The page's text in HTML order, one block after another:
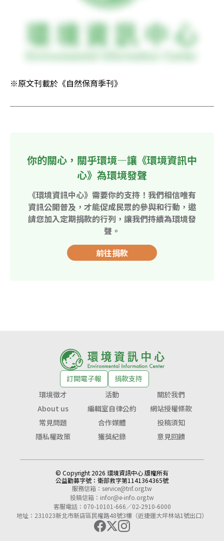
※原文刊載於《自然保育季刊》
你的關心，關乎環境—讓《環境資訊中
心》為環境發聲
《環境資訊中心》需要你的支持！我們相信唯有
資訊公開普及，才能促成民眾的參與和行動，邀
請您加入定期捐款的行列，讓我們持續為環境發
聲。
前往捐款
訂閱電子報
捐款支持
環境徵才
活動
關於我們
About us
編輯室自律公約
網站授權條款
常見問題
合作媒體
投稿須知
隱私權政策
獲獎紀錄 意見回饋
© Copyright 2026 環境資訊中心 版權所有
公益勸募字號： 衛部救字第1141364365號
服務信箱： service@tnf.org.tw
投稿信箱： infor@e-info.org.tw
客服電話：070-10101-666／02-2910-6000
地址：231023新北市新店區民權路48號3樓（近捷運大坪林站1號出口）